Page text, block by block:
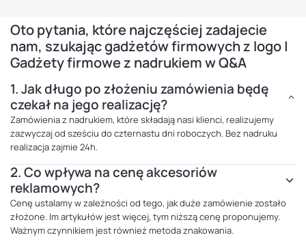
Oto pytania, które najczęściej zadajecie
nam, szukając gadżetów firmowych z logo |
Gadżety firmowe z nadrukiem w Q&A
1.Jak długo po złożeniu zamówienia będę
czekał na jego realizację?
Zamówienia z nadrukiem, które składają nasi klienci, realizujemy
zazwyczaj od sześciu do czternastu dni roboczych. Bez nadruku
realizacja zajmie 24h.
2.Co wpływa na cenę akcesoriów
reklamowych?
Cenę ustalamy w zależności od tego, jak duże zamówienie zostało
złożone. Im artykułów jest więcej, tym niższą cenę proponujemy.
Ważnym czynnikiem jest również metoda znakowania.